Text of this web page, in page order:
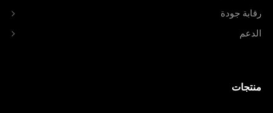
رقابة جودة
الدعم
منتجات